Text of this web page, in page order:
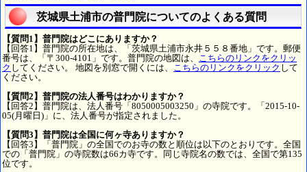
茨城県土浦市の普門院についてのよくある質問
【質問1】普門院はどこにありますか？
【回答1】普門院の所在地は、「茨城県土浦市永井５５８番地」です。郵便
番号は、「〒300-4101」です。普門院の地図は、 こちらのリンクをクリッ
ク してください。 地図を別窓で開くには、 こちらのリンクをクリック して
ください。
【質問2】普門院の法人番号はわかりますか？
【回答2】普門院は、法人番号「8050005003250」の寺院です。「2015-10-
05(月曜日)」に、法人番号が指定されました。
【質問3】普門院は全国に何ヶ寺ありますか？
【回答3】「普門院」の全国でのお寺の数と順位は以下のとおりです。全国
での「普門院」の寺院数は66カ寺です。同じ寺院名の数では、全国で第135
位です。